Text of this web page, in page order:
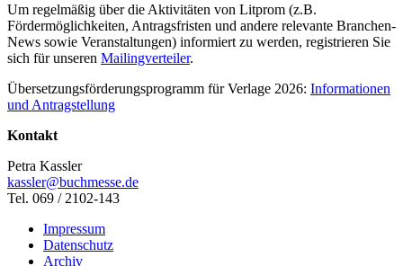
Um regelmäßig über die Aktivitäten von Litprom (z.B.
Fördermöglichkeiten, Antragsfristen und andere relevante Branchen-
News sowie Veranstaltungen) informiert zu werden, registrieren Sie
sich für unseren Mailingverteiler.
Übersetzungsförderungsprogramm für Verlage 2026: Informationen
und Antragstellung
Kontakt
Petra Kassler
kassler@buchmesse.de
Tel. 069 / 2102-143
Impressum
Datenschutz
Archiv